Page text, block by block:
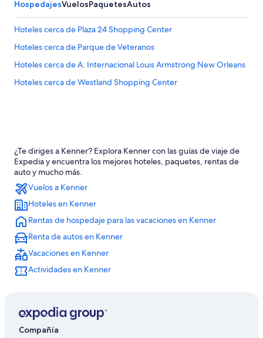
HospedajesVuelosPaquetesAutos
Hoteles cerca de Plaza 24 Shopping Center
Hoteles cerca de Parque de Veteranos
Hoteles cerca de A. Internacional Louis Armstrong New Orleans
Hoteles cerca de Westland Shopping Center
¿Te diriges a Kenner? Explora Kenner con las guías de viaje de
Expedia y encuentra los mejores hoteles, paquetes, rentas de
auto y mucho más.
Vuelos a Kenner
Hoteles en Kenner
Rentas de hospedaje para las vacaciones en Kenner
Renta de autos en Kenner
Vacaciones en Kenner
Actividades en Kenner
Compañía